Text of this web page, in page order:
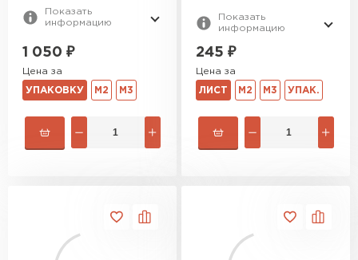
Показать
информацию
1 050 ₽
Цена за
УПАКОВКУ М2 М3
Показать
информацию
245 ₽
Цена за
ЛИСТ М2 М3 УПАК.
Утеплитель Неман
ПЕРЕЙТИ
Утеплитель Baswool